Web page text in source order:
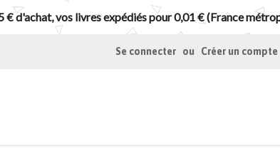
Se connecter ou Créer un compte
€ d'achat, vos livres expédiés pour 0,01 € (France